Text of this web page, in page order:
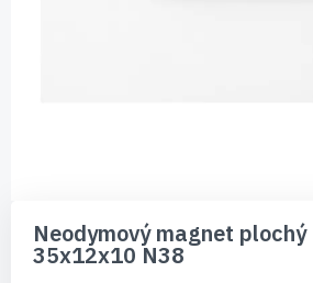
začiatok
galérie
Neodymový magnet plochý
35x12x10 N38